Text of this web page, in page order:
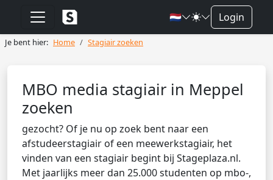
🇳🇱 Login
Je bent hier: Home Stagiair zoeken
MBO media stagiair in Meppel
zoeken
gezocht? Of je nu op zoek bent naar een
afstudeerstagiair of een meewerkstagiair, het
vinden van een stagiair begint bij Stageplaza.nl.
Met jaarlijks meer dan 25.000 studenten op mbo-,